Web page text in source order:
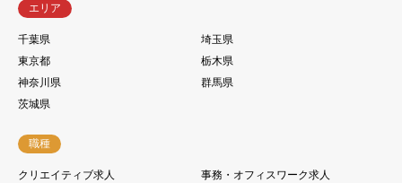
エリア
千葉県
埼玉県
東京都
栃木県
神奈川県
群馬県
茨城県
職種
クリエイティブ求人
事務・オフィスワーク求人